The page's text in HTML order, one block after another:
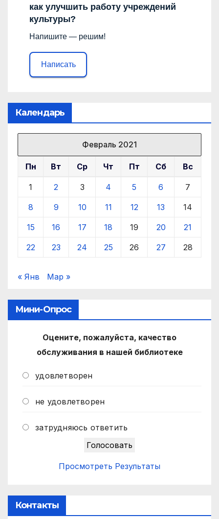
как улучшить работу учреждений
культуры?
Напишите — решим!
Написать
Календарь
Февраль 2021
Пн Вт Ср Чт Пт Сб Вс
1 2 3 4 5 6 7
8 9 10 11 12 13 14
15 16 17 18 19 20 21
22 23 24 25 26 27 28
« Янв Мар »
Мини-Опрос
Оцените, пожалуйста, качество
обслуживания в нашей библиотеке
удовлетворен
не удовлетворен
затрудняюсь ответить
Просмотреть Результаты
Контакты